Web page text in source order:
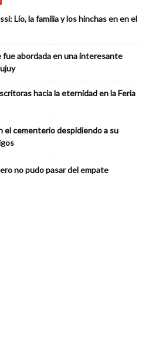
Lío, la familia y los hinchas en en el
abordada en una interesante
hacia la eternidad en la Feria
el cementerio despidiendo a su
no pudo pasar del empate